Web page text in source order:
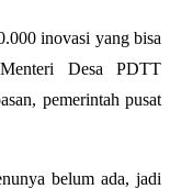
inovasi yang bisa
Desa PDTT
pemerintah pusat
belum ada, jadi